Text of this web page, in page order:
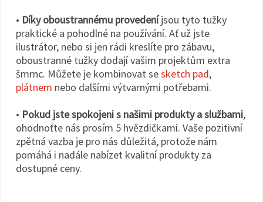
• Díky oboustrannému provedeníjsou tyto tužky
praktické a pohodlné na používání. Ať už jste
ilustrátor, nebo si jen rádi kreslíte pro zábavu,
oboustranné tužky dodají vašim projektům extra
šmrnc. Můžete je kombinovat sesketch pad,
plátnem nebo dalšími výtvarnými potřebami.
• Pokud jste spokojeni s našimi produkty a službami,
ohodnoťte nás prosím 5 hvězdičkami. Vaše pozitivní
zpětná vazba je pro nás důležitá, protože nám
pomáhá i nadále nabízet kvalitní produkty za
dostupné ceny.